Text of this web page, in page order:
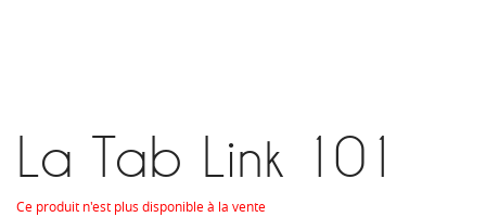
La Tab Link 101
Ce produit n'est plus disponible à la vente